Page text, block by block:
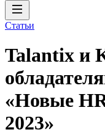
Статьи
Talantix и
«Новые
2023»